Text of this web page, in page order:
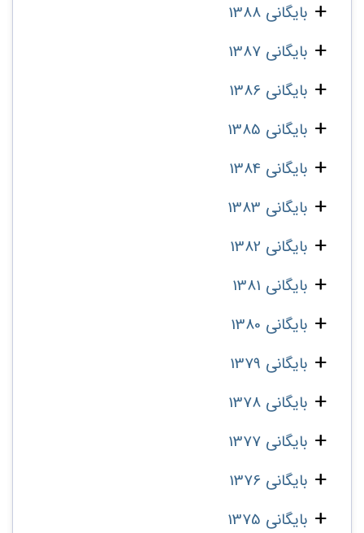
بایگانی 1388
بایگانی 1387
بایگانی 1386
بایگانی 1385
بایگانی 1384
بایگانی 1383
بایگانی 1382
بایگانی 1381
بایگانی 1380
بایگانی 1379
بایگانی 1378
بایگانی 1377
بایگانی 1376
بایگانی 1375